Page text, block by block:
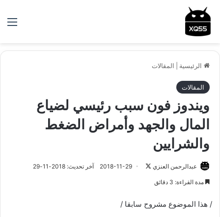
الرئيسية المقالات
المقالات
ويندوز فون سبب رئيسي لضياع
المال والجهد وأمراض الضغط
والشرايين
عبدالرحمن العنزي
ع
2018-11-29 آخر تحديث: 2018-11-29
مدة القراءة: 3 دقائق
/ هذا الموضوع مشروح سابقا /